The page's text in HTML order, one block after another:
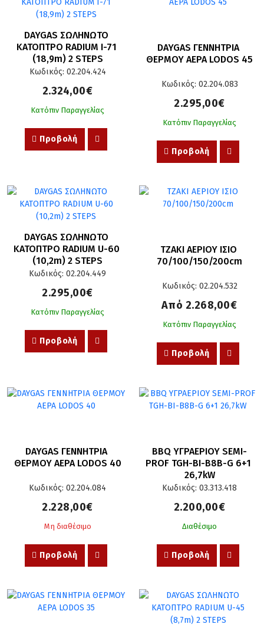
DAYGAS ΣΩΛΗΝΩΤΟ
ΚΑΤΟΠΤΡΟ RADIUM I-71
(18,9m) 2 STEPS
Κωδικός: 02.204.424
2.324,00€
Κατόπιν Παραγγελίας
Προβολή
DAYGAS ΓΕΝΝΗΤΡΙΑ
ΘΕΡΜΟΥ ΑΕΡΑ LODOS 45
Κωδικός: 02.204.083
2.295,00€
Κατόπιν Παραγγελίας
Προβολή
DAYGAS ΣΩΛΗΝΩΤΟ
ΚΑΤΟΠΤΡΟ RADIUM U-60
(10,2m) 2 STEPS
Κωδικός: 02.204.449
2.295,00€
Κατόπιν Παραγγελίας
Προβολή
ΤΖΑΚΙ ΑΕΡΙΟΥ ΙΣΙΟ
70/100/150/200cm
Κωδικός: 02.204.532
Από 2.268,00€
Κατόπιν Παραγγελίας
Προβολή
DAYGAS ΓΕΝΝΗΤΡΙΑ
ΘΕΡΜΟΥ ΑΕΡΑ LODOS 40
Κωδικός: 02.204.084
2.228,00€
Μη διαθέσιμο
Προβολή
BBQ ΥΓΡΑΕΡΙΟΥ SEMI-
PROF TGH-BI-B8B-G 6+1
26,7kW
Κωδικός: 03.313.418
2.200,00€
Διαθέσιμο
Προβολή